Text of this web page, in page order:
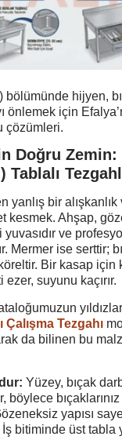
bölümünde hijyen,
önlemek için
çözümleri.
Doğru
Tablalı
yanlış bir
kesmek. Ahşap,
ve
Mermer ise serttir;
Bir kasap için
ezer, suyunu kaçırır.
Çalışma Tezgahı
da bilinen bu
Yüzey, bıçak
böylece
yapısı
bitiminde üst tabla